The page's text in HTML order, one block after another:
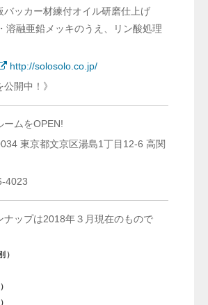
バッカー材練付オイル研磨仕上げ
溶融亜鉛メッキのうえ、リン酸処理
http://solosolo.co.jp/
公開中！》
ームをOPEN!
東京都文京区湯島1丁目12-6 高関
4023
ナップは2018年３月現在のもので
）